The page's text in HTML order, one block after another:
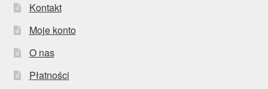
Kontakt
Moje konto
O nas
Płatności